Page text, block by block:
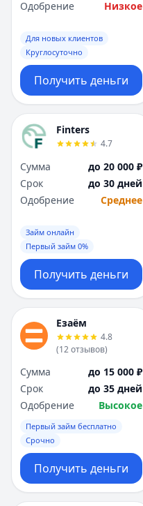
Одобрение
Низкое
Для новых клиентов
Круглосуточно
Получить деньги
Finters
4.7
Сумма
до 20 000 ₽
Срок
до 30 дней
Одобрение
Среднее
Займ онлайн
Первый займ 0%
Получить деньги
Езаём
4.8
(12отзывов)
Сумма
до 15 000 ₽
Срок
до 35 дней
Одобрение
Высокое
Первый займ бесплатно
Срочно
Получить деньги